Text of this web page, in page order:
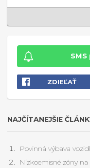
ZDIEĽAŤ
NAJČÍTANEJŠIE
Povinná výbava
Nízkoemisné zóny